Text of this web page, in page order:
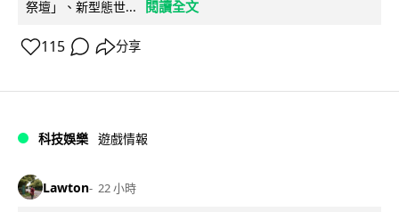
祭壇」、新型態世... 閱讀全文
115 分享
科技娛樂 遊戲情報
Lawton 22 小時